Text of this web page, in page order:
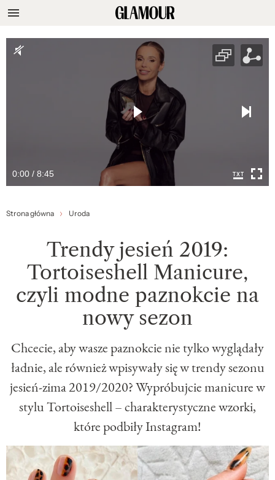
0:00 / 8:45
Strona główna Uroda
Trendy jesień 2019:
Tortoiseshell Manicure,
czyli modne paznokcie na
nowy sezon
Chcecie, aby wasze paznokcie nie tylko wyglądały
ładnie, ale również wpisywały się w trendy sezonu
jesień-zima 2019/2020? Wypróbujcie manicure w
stylu Tortoiseshell – charakterystyczne wzorki,
które podbiły Instagram!